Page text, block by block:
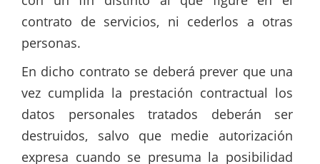
contrato de servicios, ni cederlos a otras
personas.
En dicho contrato se deberá prever que una
vez cumplida la prestación contractual los
datos personales tratados deberán
ser
destruidos,
salvo que medie autorización
expresa cuando se presuma la posibilidad